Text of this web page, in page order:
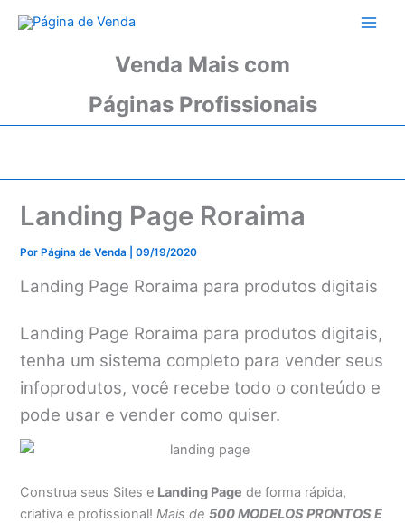
para
Venda Mais com
Páginas Profissionais
Landing Page Roraima
PorPágina de Venda |09/19/2020
Landing Page Roraima para produtos digitais
Landing Page Roraima para produtos digitais,
tenha um sistema completo para vender seus
infoprodutos, você recebe todo o conteúdo e
pode usar e vender como quiser.
Construa seus Sites e Landing Page de forma rápida,
criativa e profissional!Mais de500 MODELOS PRONTOS E